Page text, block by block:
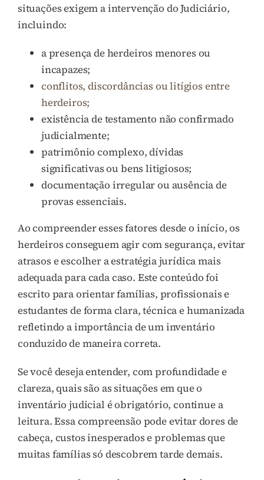
situações exigem a intervenção do Judiciário,
incluindo:
a presença de herdeiros menores ou
incapazes;
conflitos, discordâncias ou litígios entre
herdeiros;
existência de testamento não confirmado
judicialmente;
patrimônio complexo, dívidas
significativas ou bens litigiosos;
documentação irregular ou ausência de
provas essenciais.
Ao compreender esses fatores desde o início, os
herdeiros conseguem agir com segurança, evitar
atrasos e escolher a estratégia jurídica mais
adequada para cada caso. Este conteúdo foi
escrito para orientar famílias, profissionais e
estudantes de forma clara, técnica e humanizada
refletindo a importância de um inventário
conduzido de maneira correta.
Se você deseja entender, com profundidade e
clareza, quais são as situações em que o
inventário judicial é obrigatório, continue a
leitura. Essa compreensão pode evitar dores de
cabeça, custos inesperados e problemas que
muitas famílias só descobrem tarde demais.